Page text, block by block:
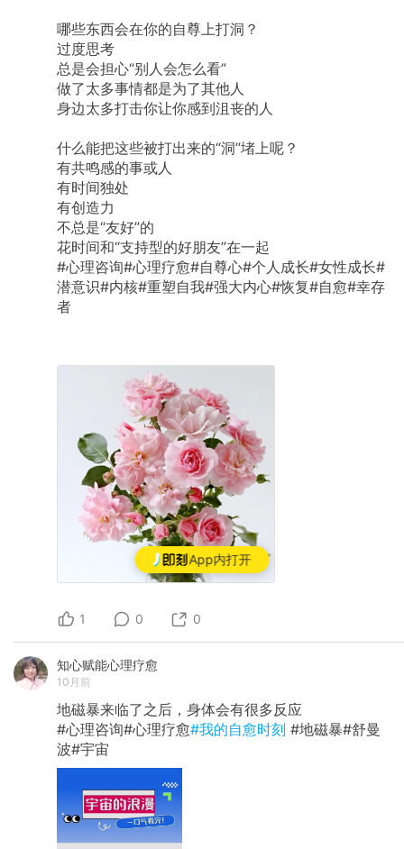
App内打开
哪些东西会在你的自尊上打洞？
过度思考
总是会担心“别人会怎么看”
做了太多事情都是为了其他人
身边太多打击你让你感到沮丧的人
什么能把这些被打出来的“洞”堵上呢？
有共鸣感的事或人
有时间独处
有创造力
不总是“友好”的
花时间和“支持型的好朋友”在一起
#心理咨询#心理疗愈#自尊心#个人成长#女性成长#
潜意识#内核#重塑自我#强大内心#恢复#自愈#幸存
者
1 0 0
知心赋能心理疗愈
10月前
地磁暴来临了之后，身体会有很多反应
#心理咨询#心理疗愈#我的自愈时刻 #地磁暴#舒曼
波#宇宙